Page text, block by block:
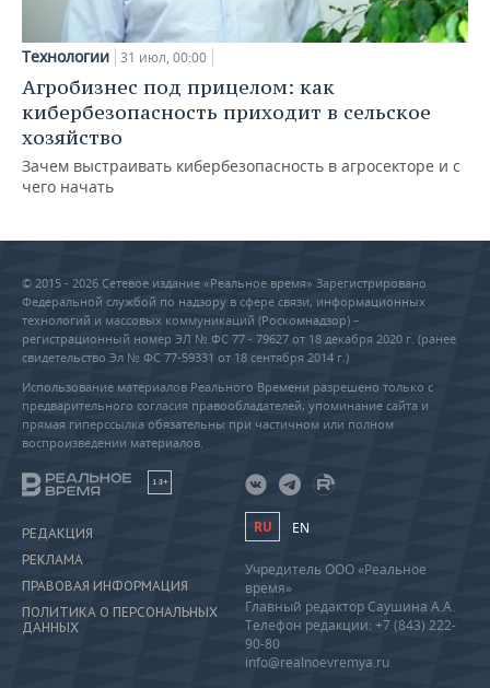
Технологии 31 июл, 00:00
Агробизнес под прицелом: как
кибербезопасность приходит в сельское
хозяйство
Зачем выстраивать кибербезопасность в агросекторе и с
чего начать
© 2015 - 2026 Сетевое издание «Реальное время» Зарегистрировано
Федеральной службой по надзору в сфере связи, информационных
технологий и массовых коммуникаций (Роскомнадзор) –
регистрационный номер ЭЛ № ФС 77 - 79627 от 18 декабря 2020 г. (ранее
свидетельство Эл № ФС 77-59331 от 18 сентября 2014 г.)
Использование материалов Реального Времени разрешено только с
предварительного согласия правообладателей, упоминание сайта и
прямая гиперссылка обязательны при частичном или полном
воспроизведении материалов.
18+
РЕДАКЦИЯ
РЕКЛАМА
ПРАВОВАЯ ИНФОРМАЦИЯ
ПОЛИТИКА О ПЕРСОНАЛЬНЫХ
ДАННЫХ
RU EN
Учредитель ООО «Реальное
время»
Главный редактор Саушина А.А.
Телефон редакции: +7 (843) 222-
90-80
info@realnoevremya.ru